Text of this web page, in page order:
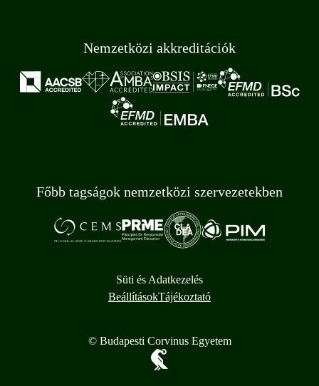
Nemzetközi akkreditációk
Főbb tagságok nemzetközi szervezetekben
Süti és Adatkezelés
BeállításokTájékoztató
© Budapesti Corvinus Egyetem